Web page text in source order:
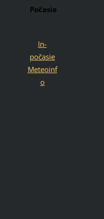
Počasie
In-
počasie
Meteoinf
o